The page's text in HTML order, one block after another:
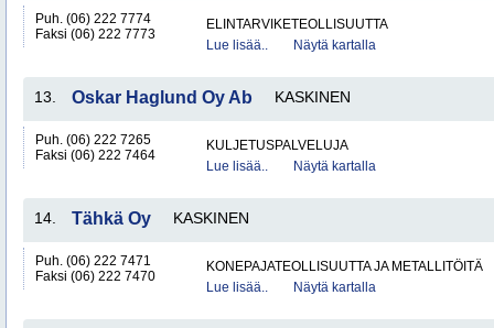
Puh. (06) 222 7774
Faksi (06) 222 7773
ELINTARVIKETEOLLISUUTTA
Lue lisää..
Näytä kartalla
13. Oskar Haglund Oy Ab KASKINEN
Puh. (06) 222 7265
Faksi (06) 222 7464
KULJETUSPALVELUJA
Lue lisää..
Näytä kartalla
14. Tähkä Oy KASKINEN
Puh. (06) 222 7471
Faksi (06) 222 7470
KONEPAJATEOLLISUUTTA JA METALLITÖITÄ
Lue lisää..
Näytä kartalla